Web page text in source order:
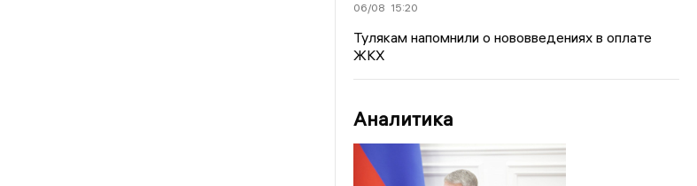
06/08 15:20
Тулякам напомнили о нововведениях в оплате
ЖКХ
Аналитика